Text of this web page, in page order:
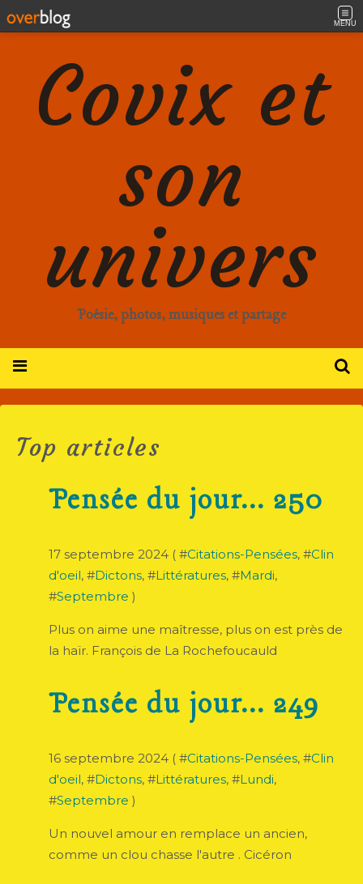
MENU
Covix et
son
univers
Poésie, photos, musiques et partage
Top articles
Pensée du jour... 250
17 septembre 2024 ( #Citations-Pensées, #Clin
d'oeil, #Dictons, #Littératures, #Mardi,
#Septembre )
Plus on aime une maîtresse, plus on est près de
la haïr. François de La Rochefoucauld
Pensée du jour... 249
16 septembre 2024 ( #Citations-Pensées, #Clin
d'oeil, #Dictons, #Littératures, #Lundi,
#Septembre )
Un nouvel amour en remplace un ancien,
comme un clou chasse l'autre . Cicéron